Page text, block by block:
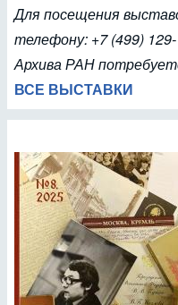
Для посещения
телефону: +7 (499)
Архива РАН
ВСЕ ВЫСТАВКИ